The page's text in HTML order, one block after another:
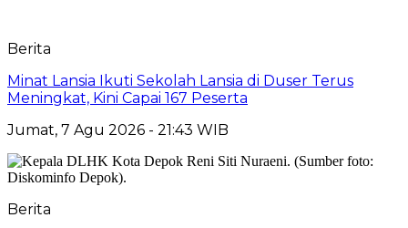
Berita
Minat Lansia Ikuti Sekolah Lansia di Duser Terus
Meningkat, Kini Capai 167 Peserta
Jumat, 7 Agu 2026 - 21:43 WIB
Berita